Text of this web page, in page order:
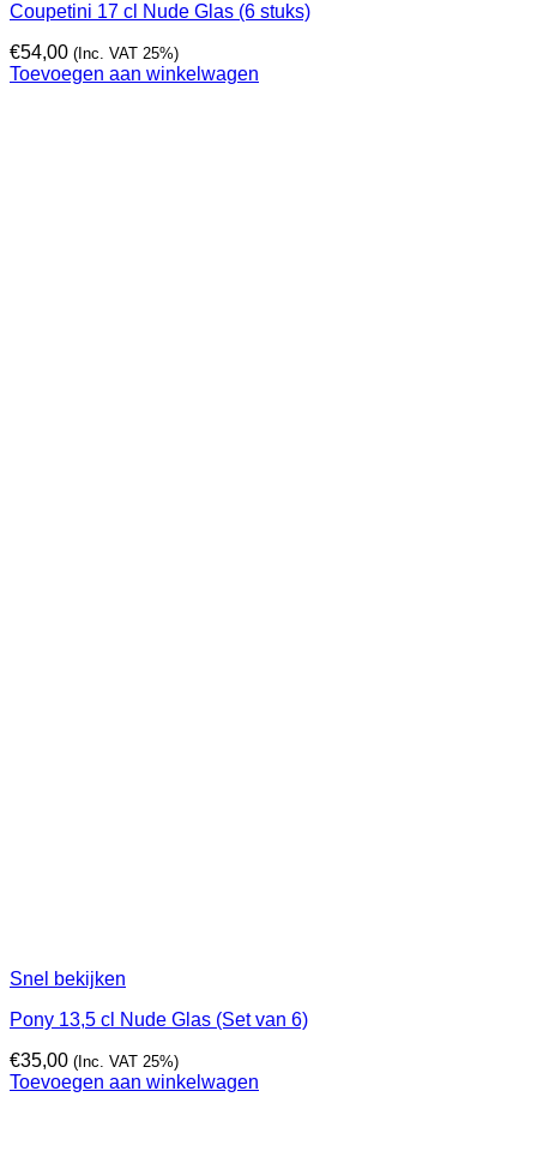
Coupetini 17 cl Nude Glas (6 stuks)
€54,00 (Inc. VAT 25%)
Toevoegen aan winkelwagen
Snel bekijken
Pony 13,5 cl Nude Glas (Set van 6)
€35,00 (Inc. VAT 25%)
Toevoegen aan winkelwagen